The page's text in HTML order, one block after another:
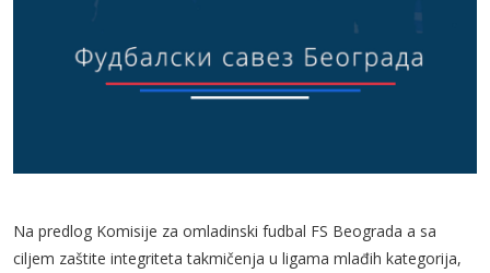
Na predlog Komisije za omladinski fudbal FS Beograda a sa
ciljem zaštite integriteta takmičenja u ligama mlađih kategorija,